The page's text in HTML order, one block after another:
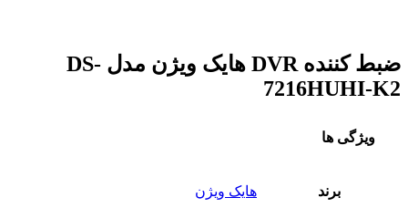
ضبط کننده DVR هایک ویژن مدل DS-
7216HUHI-K2
ویژگی ها
برند هایک ویژن